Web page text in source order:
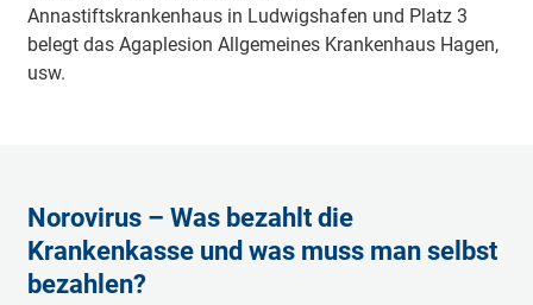
Annastiftskrankenhaus in Ludwigshafen und Platz 3
belegt das Agaplesion Allgemeines Krankenhaus Hagen,
usw.
Norovirus – Was bezahlt die
Krankenkasse und was muss man selbst
bezahlen?